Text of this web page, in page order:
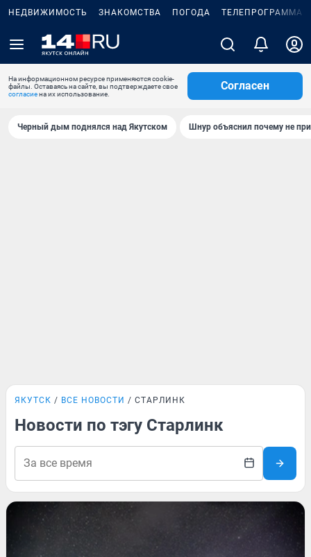
НЕДВИЖИМОСТЬ ЗНАКОМСТВА ПОГОДА ТЕЛЕПРОГРАММА
На информационном ресурсе применяются cookie-
файлы. Оставаясь на сайте, вы подтверждаете свое
согласиена их использование.
Согласен
Черный дым поднялся над Якутском Шнур объяснил почему не
ЯКУТСК ВСЕ НОВОСТИ СТАРЛИНК
Новости по тэгу Старлинк